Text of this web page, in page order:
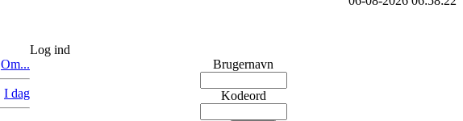
Om...
I dag
Log ind
Brugernavn
Kodeord